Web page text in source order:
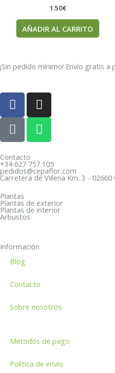
1.50€
AÑADIR AL CARRITO
¡Sin pedido mínimo! Envío gratis
F
a
c
e
b
o
o
k
I
n
s
t
a
g
r
a
m
P
h
o
n
e
-
a
l
t
W
h
a
t
s
a
p
p
Contacto
+34 627 757 105
pedidos@cepaflor.com
Carretera de Villena Km. 3 -
Plantas
Plantas de exterior
Plantas de interior
Arbustos
Información
Blog
Contacto
Sobre nosotros
Métodos de pago
Política de envío